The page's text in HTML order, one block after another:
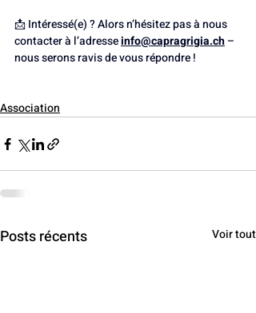
📩 Intéressé(e) ? Alors n’hésitez pas à nous
contacter à l’adresseinfo@capragrigia.ch–
nous serons ravis de vous répondre !
Association
Posts récents Voir tout